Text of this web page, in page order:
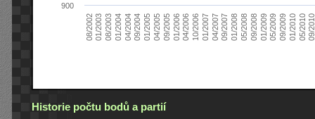
08/200201/200308/200301/200404/200409/200401/200504/200509/200501/200604/200610/200601/200704/200709/200701/200805/200809/200801/200905/200909/200901/201005/201009/
900
Historie počtu bodů a partií